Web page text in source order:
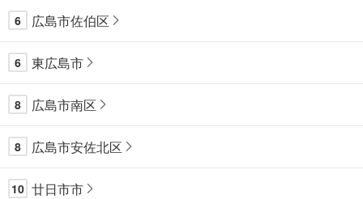
6 広島市佐伯区
6 東広島市
8 広島市南区
8 広島市安佐北区
10 廿日市市